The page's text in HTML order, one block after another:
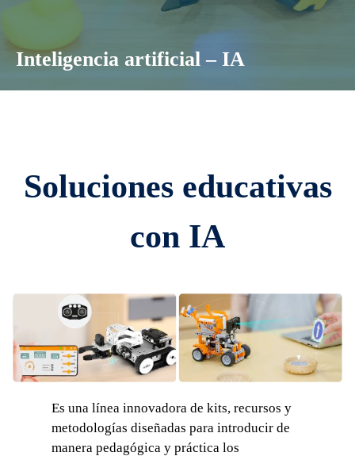
Inteligencia artificial – IA
Soluciones educativas
con IA
Es una línea innovadora de kits, recursos y
metodologías diseñadas para introducir de
manera pedagógica y práctica los